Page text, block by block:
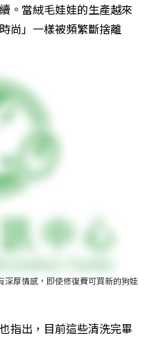
。當絨毛娃娃的生產越來
尚」一樣被頻繁斷捨離
厚情感，即使修復費可買新的狗娃
指出，目前這些清洗完畢